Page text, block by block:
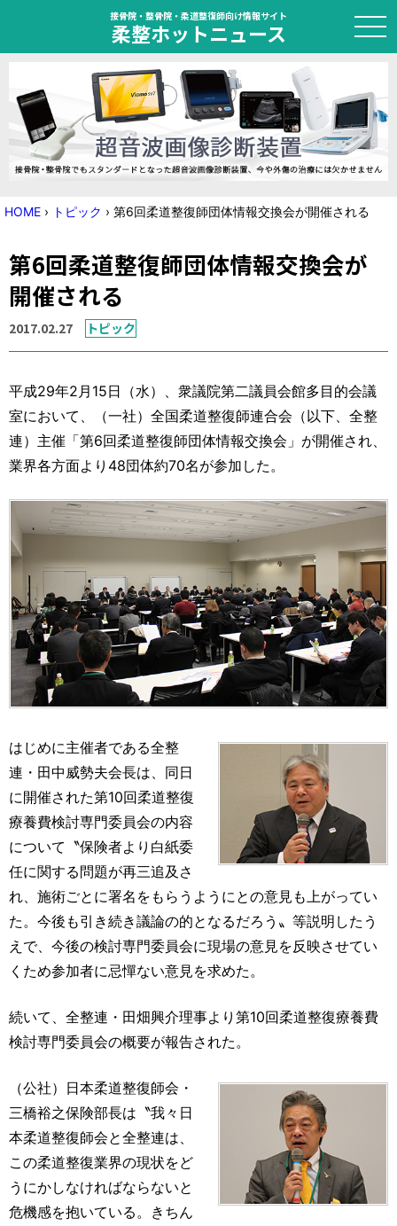
接骨院・整骨院・柔道整復師向け情報サイト
柔整ホットニュース
HOME
トピック
ニュース
国家試験対策
学会・セミナー情報
運営元 お問い合わせ
HOME › トピック › 第6回柔道整復師団体情報交換会が開催される
第6回柔道整復師団体情報交換会が
開催される
2017.02.27 トピック
平成29年2月15日（水）、衆議院第二議員会館多目的会議
室において、（一社）全国柔道整復師連合会（以下、全整
連）主催「第6回柔道整復師団体情報交換会」が開催され、
業界各方面より48団体約70名が参加した。
はじめに主催者である全整
連・田中威勢夫会長は、同日
に開催された第10回柔道整復
療養費検討専門委員会の内容
について〝保険者より白紙委
任に関する問題が再三追及さ
れ、施術ごとに署名をもらうようにとの意見も上がってい
た。今後も引き続き議論の的となるだろう〟等説明したう
えで、今後の検討専門委員会に現場の意見を反映させてい
くため参加者に忌憚ない意見を求めた。
続いて、全整連・田畑興介理事より第10回柔道整復療養費
検討専門委員会の概要が報告された。
（公社）日本柔道整復師会・
三橋裕之保険部長は〝我々日
本柔道整復師会と全整連は、
この柔道整復業界の現状をど
うにかしなければならないと
危機感を抱いている。きちん